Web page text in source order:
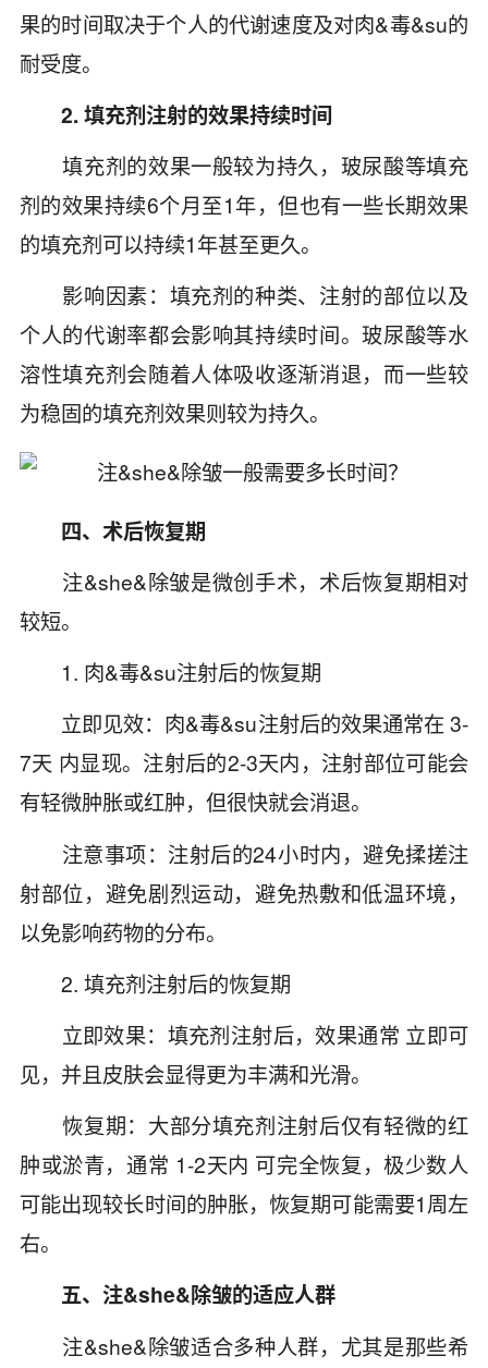
果的时间取决于个人的代谢速度及对肉&毒&su的
耐受度。
2. 填充剂注射的效果持续时间
填充剂的效果一般较为持久，玻尿酸等填充
剂的效果持续6个月至1年，但也有一些长期效果
的填充剂可以持续1年甚至更久。
影响因素：填充剂的种类、注射的部位以及
个人的代谢率都会影响其持续时间。玻尿酸等水
溶性填充剂会随着人体吸收逐渐消退，而一些较
为稳固的填充剂效果则较为持久。
四、术后恢复期
注&she&除皱是微创手术，术后恢复期相对
较短。
1. 肉&毒&su注射后的恢复期
立即见效：肉&毒&su注射后的效果通常在 3-
7天 内显现。注射后的2-3天内，注射部位可能会
有轻微肿胀或红肿，但很快就会消退。
注意事项：注射后的24小时内，避免揉搓注
射部位，避免剧烈运动，避免热敷和低温环境，
以免影响药物的分布。
2. 填充剂注射后的恢复期
立即效果：填充剂注射后，效果通常 立即可
见，并且皮肤会显得更为丰满和光滑。
恢复期：大部分填充剂注射后仅有轻微的红
肿或淤青，通常 1-2天内 可完全恢复，极少数人
可能出现较长时间的肿胀，恢复期可能需要1周左
右。
五、注&she&除皱的适应人群
注&she&除皱适合多种人群，尤其是那些希